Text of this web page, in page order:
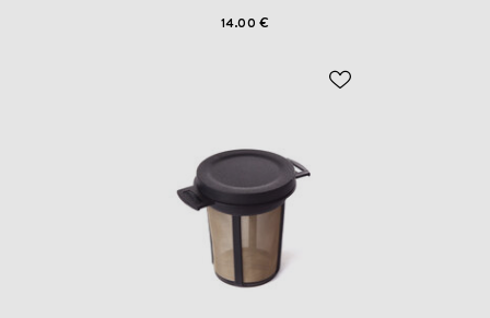
14.00 €
ODOBER